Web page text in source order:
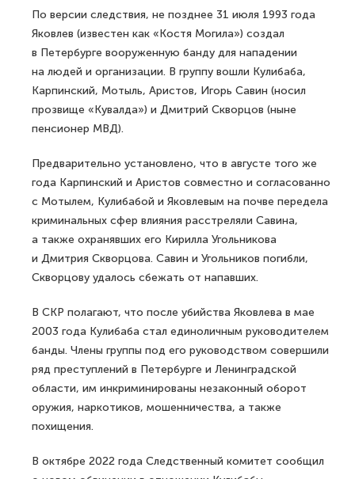
По версии следствия, не позднее 31 июля 1993 года
Яковлев (известен как «Костя Могила») создал
в Петербурге вооруженную банду для нападении
на людей и организации. В группу вошли Кулибаба,
Карпинский, Мотыль, Аристов, Игорь Савин (носил
прозвище «Кувалда») и Дмитрий Скворцов (ныне
пенсионер МВД).
Предварительно установлено, что в августе того же
года Карпинский и Аристов совместно и согласованно
с Мотылем, Кулибабой и Яковлевым на почве передела
криминальных сфер влияния расстреляли Савина,
а также охранявших его Кирилла Угольникова
и Дмитрия Скворцова. Савин и Угольников погибли,
Скворцову удалось сбежать от напавших.
В СКР полагают, что после убийства Яковлева в мае
2003 года Кулибаба стал единоличным руководителем
банды. Члены группы под его руководством совершили
ряд преступлений в Петербурге и Ленинградской
области, им инкриминированы незаконный оборот
оружия, наркотиков, мошенничества, а также
похищения.
В октябре 2022 года Следственный комитет сообщил